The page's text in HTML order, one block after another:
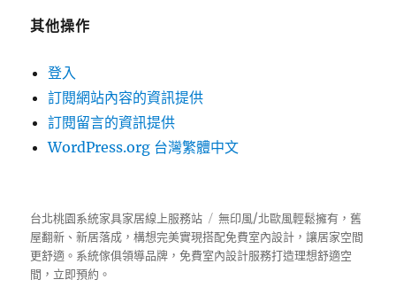
其他操作
登入
訂閱網站內容的資訊提供
訂閱留言的資訊提供
WordPress.org 台灣繁體中文
台北桃園系統家具家居線上服務站
無印風/北歐風輕鬆擁有，舊
屋翻新、新居落成，構想完美實現搭配免費室內設計，讓居家空間
更舒適。 系統傢俱領導品牌，免費室內設計服務打造理想舒適空
間，立即預約。